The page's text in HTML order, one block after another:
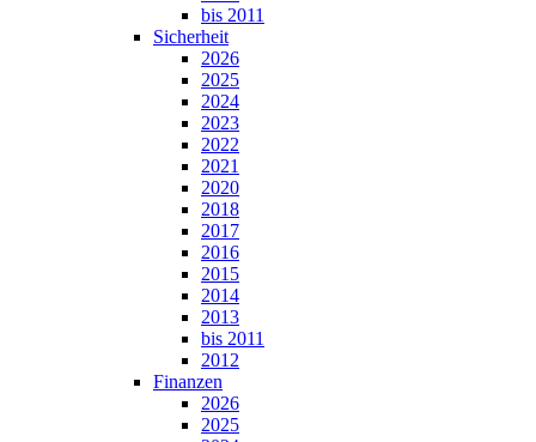
bis 2011
Sicherheit
2026
2025
2024
2023
2022
2021
2020
2018
2017
2016
2015
2014
2013
bis 2011
2012
Finanzen
2026
2025